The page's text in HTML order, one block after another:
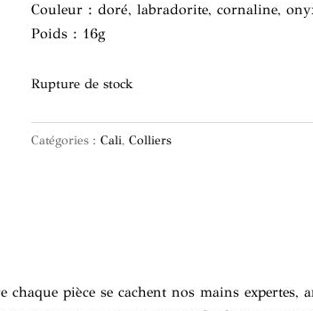
Couleur : doré, labradorite, cornaline,
Poids : 16g
Rupture de stock
Catégories : Cali, Colliers
pièce se cachent nos mains expertes,